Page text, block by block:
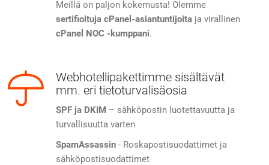
Meillä on paljon kokemusta! Olemme
sertifioituja cPanel-asiantuntijoita ja virallinen
cPanel NOC -kumppani.
Webhotellipakettimme sisältävät
mm. eri tietoturvalisäosia
SPF ja DKIM – sähköpostin luotettavuutta ja
turvallisuutta varten
SpamAssassin - Roskapostisuodattimet ja
sähköpostisuodattimet